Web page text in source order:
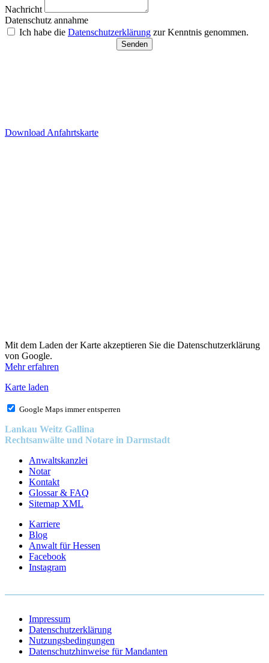
Nachricht
Datenschutz annahme
Ich habe die Datenschutzerklärung zur Kenntnis genommen.
Senden
Download Anfahrtskarte
Mit dem Laden der Karte akzeptieren Sie die Datenschutzerklärung
von Google.
Mehr erfahren
Karte laden
Google Maps immer entsperren
Lankau Weitz Gallina
Rechtsanwälte und Notare in Darmstadt
Anwaltskanzlei
Notar
Kontakt
Glossar & FAQ
Sitemap XML
Karriere
Blog
Anwalt für Hessen
Facebook
Instagram
Impressum
Datenschutzerklärung
Nutzungsbedingungen
Datenschutzhinweise für Mandanten